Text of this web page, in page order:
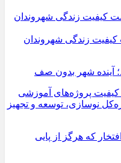
کیفیت زندگی شهروندان
آینده شهر بدون صف
پروژه‌های آموزشی
توسط اداره‌کل نوسازی، توسعه و تجهیز
که هرگز از پایی